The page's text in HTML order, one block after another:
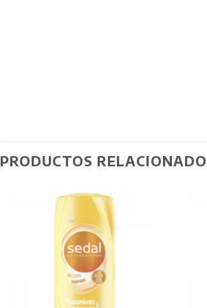
PRODUCTOS